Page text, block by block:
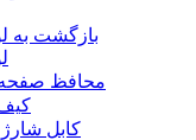
بازگشت به
محافظ
کابل